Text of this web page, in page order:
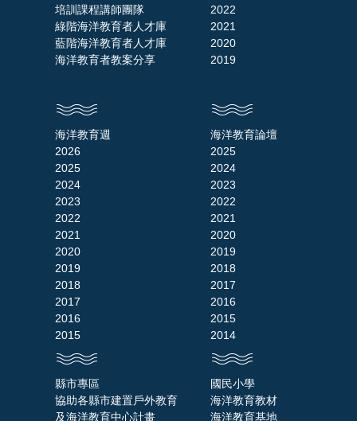
培訓課程講師團隊
綠階海洋教育者人才庫
藍階海洋教育者人才庫
海洋教育者教案分享
2022
2021
2020
2019
海洋教育週
2026
2025
2024
2023
2022
2021
2020
2019
2018
2017
2016
2015
海洋教育論壇
2025
2024
2023
2022
2021
2020
2019
2018
2017
2016
2015
2014
縣市專區
協助各縣市建置戶外教育
及海洋教育中心計畫
國民小學
海洋教育教材
海洋教育基地